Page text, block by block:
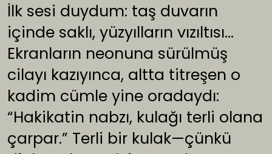
İlk sesi duydum: taş duvarın
içinde saklı, yüzyılların vızıltısı…
Ekranların neonuna sürülmüş
cilayı kazıyınca, altta titreşen o
kadim cümle yine oradaydı:
“Hakikatin nabzı, kulağı terli olana
çarpar.” Terli bir kulak—çünkü